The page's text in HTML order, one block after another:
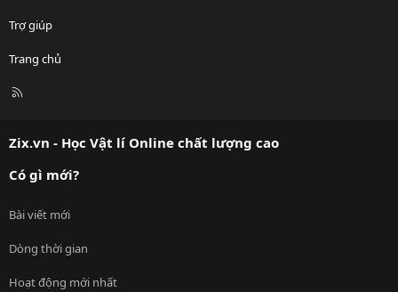
Trợ giúp
Trang chủ
R
Zix.vn - Học Vật lí Online chất lượng cao
Có gì mới?
Bài viết mới
Dòng thời gian
Hoạt động mới nhất